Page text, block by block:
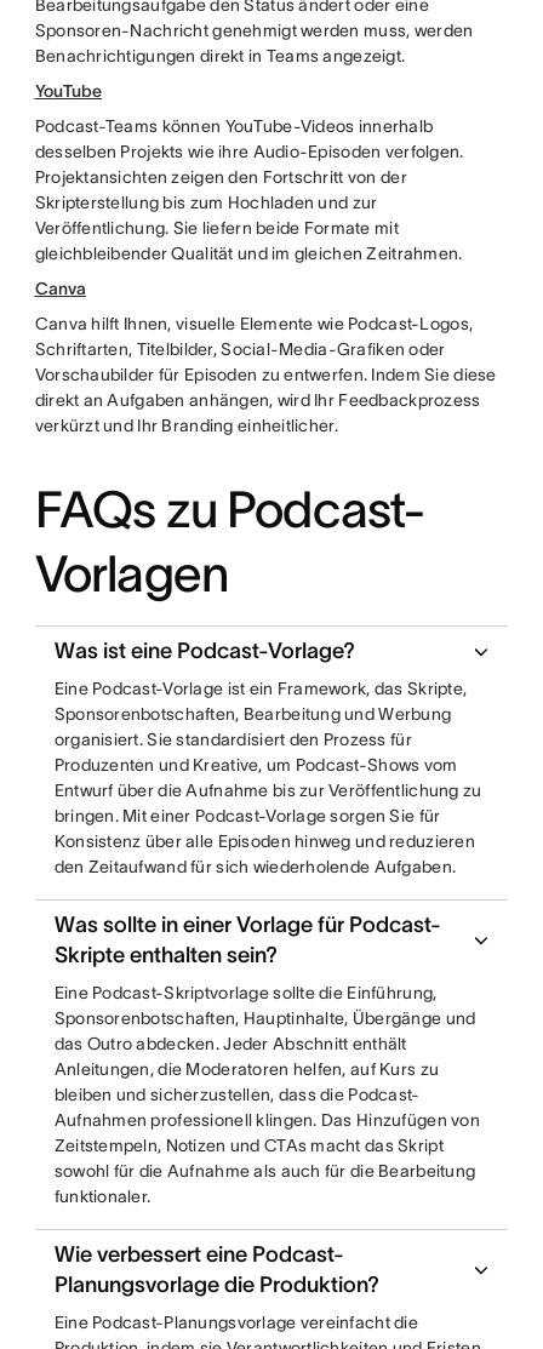
Bearbeitungsaufgabe den Status ändert oder eine
Sponsoren-Nachricht genehmigt werden muss, werden
Benachrichtigungen direkt in Teams angezeigt.
YouTube
Podcast-Teams können YouTube-Videos innerhalb
desselben Projekts wie ihre Audio-Episoden verfolgen.
Projektansichten zeigen den Fortschritt von der
Skripterstellung bis zum Hochladen und zur
Veröffentlichung. Sie liefern beide Formate mit
gleichbleibender Qualität und im gleichen Zeitrahmen.
Canva
Canva hilft Ihnen, visuelle Elemente wie Podcast-Logos,
Schriftarten, Titelbilder, Social-Media-Grafiken oder
Vorschaubilder für Episoden zu entwerfen. Indem Sie diese
direkt an Aufgaben anhängen, wird Ihr Feedbackprozess
verkürzt und Ihr Branding einheitlicher.
FAQs zu Podcast-
Vorlagen
Was ist eine Podcast-Vorlage?
Eine Podcast-Vorlage ist ein Framework, das Skripte,
Sponsorenbotschaften, Bearbeitung und Werbung
organisiert. Sie standardisiert den Prozess für
Produzenten und Kreative, um Podcast-Shows vom
Entwurf über die Aufnahme bis zur Veröffentlichung zu
bringen. Mit einer Podcast-Vorlage sorgen Sie für
Konsistenz über alle Episoden hinweg und reduzieren
den Zeitaufwand für sich wiederholende Aufgaben.
Was sollte in einer Vorlage für Podcast-
Skripte enthalten sein?
Eine Podcast-Skriptvorlage sollte die Einführung,
Sponsorenbotschaften, Hauptinhalte, Übergänge und
das Outro abdecken. Jeder Abschnitt enthält
Anleitungen, die Moderatoren helfen, auf Kurs zu
bleiben und sicherzustellen, dass die Podcast-
Aufnahmen professionell klingen. Das Hinzufügen von
Zeitstempeln, Notizen und CTAs macht das Skript
sowohl für die Aufnahme als auch für die Bearbeitung
funktionaler.
Wie verbessert eine Podcast-
Planungsvorlage die Produktion?
Eine Podcast-Planungsvorlage vereinfacht die